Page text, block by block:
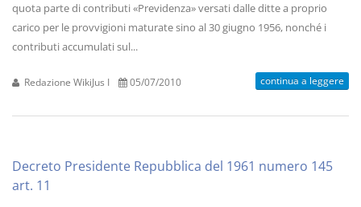
quota parte di contributi «Previdenza» versati dalle ditte a proprio
carico per le provvigioni maturate sino al 30 giugno 1956, nonché i
contributi accumulati sul...
Redazione WikiJus I 05/07/2010 continua a leggere
Decreto Presidente Repubblica del 1961 numero 145
art. 11